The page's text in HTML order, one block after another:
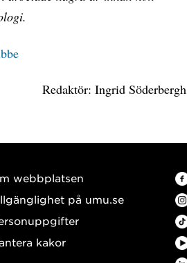
Redaktör: Ingrid Söderbergh
webbplatsen
på umu.se
kakor